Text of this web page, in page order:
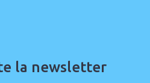
la newsletter